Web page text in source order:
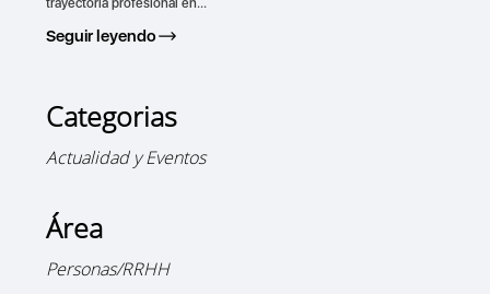
Seguir leyendo
Categorias
Actualidad y Eventos
Área
Personas/RRHH